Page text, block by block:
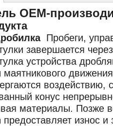
OEM-
Пробеги,
завершается
устройства
конус
материалы. Позже
износ и